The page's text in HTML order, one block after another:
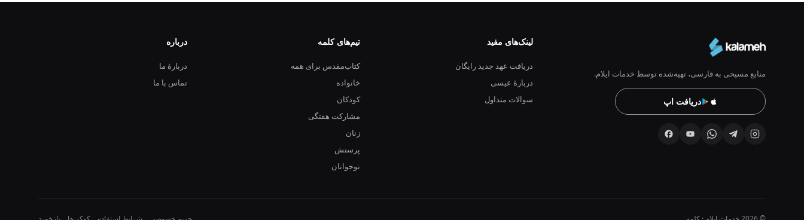
منابع مسیحی به فارسی، تهیه‌شده توسط خدمات ایلام.
دریافت اپ
لینک‌های مفید
دریافت عهد جدید رایگان
دربارهٔ عیسی
سوالات متداول
تیم‌های کلمه
کتاب‌مقدس برای همه
خانواده
کودکان
مشارکت هفتگی
زنان
پرستش
نوجوانان
درباره
دربارهٔ ما
تماس با ما